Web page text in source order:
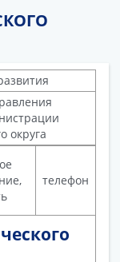
обсуждения
округа
телефон